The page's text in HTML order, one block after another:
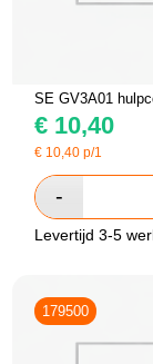
SE GV3A01
€ 10,40
€ 10,40 p/1
Levertijd 3-5
179500